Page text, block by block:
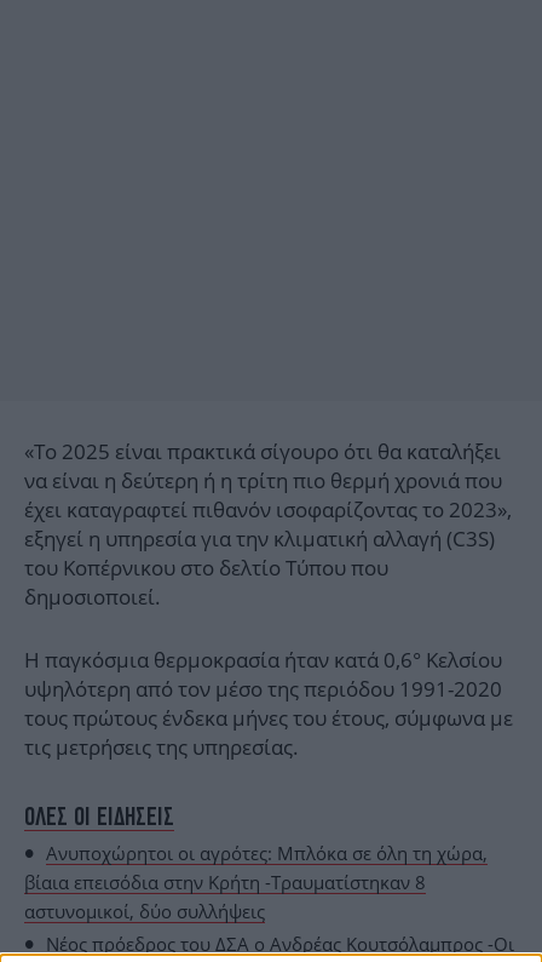
«Το 2025 είναι πρακτικά σίγουρο ότι θα καταλήξει
να είναι η δεύτερη ή η τρίτη πιο θερμή χρονιά που
έχει καταγραφτεί πιθανόν ισοφαρίζοντας το 2023»,
εξηγεί η υπηρεσία για την κλιματική αλλαγή (C3S)
του Κοπέρνικου στο δελτίο Τύπου που
δημοσιοποιεί.
Η παγκόσμια θερμοκρασία ήταν κατά 0,6° Κελσίου
υψηλότερη από τον μέσο της περιόδου 1991-2020
τους πρώτους ένδεκα μήνες του έτους, σύμφωνα με
τις μετρήσεις της υπηρεσίας.
ΟΛΕΣ ΟΙ ΕΙΔΗΣΕΙΣ
Ανυποχώρητοι οι αγρότες: Μπλόκα σε όλη τη χώρα,
βίαια επεισόδια στην Κρήτη -Τραυματίστηκαν 8
αστυνομικοί, δύο συλλήψεις
Νέος πρόεδρος του ΔΣΑ ο Ανδρέας Κουτσόλαμπρος -Οι